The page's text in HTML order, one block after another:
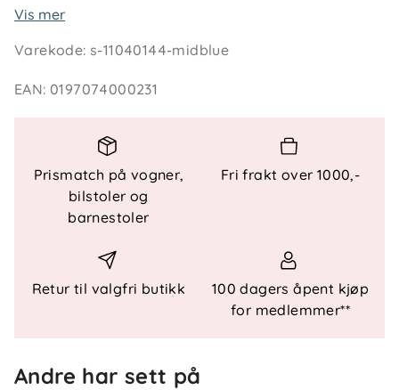
varm og tørr når bilbarnestolen brukes utenfor bilen.
og vind, mens den vannavstøtende overflaten
og er skreddersydd for å passe perfekt til Thule
Maple babybilstol. Perfekt når barnet skal flyttes fra
bil til vogn eller bæres ute i ruskevær.
Funksjonelle detaljer
: Tilpasset Thule Maple babybilstol
Festing: Klipses enkelt fast
: Isolerer mot kulde og vær
Vis mer
Varekode:s-11040144-midblue
EAN:0197074000231
Prismatch på vogner,
bilstoler og
barnestoler
Fri frakt over 1000,-
Retur til valgfri butikk
100 dagers åpent kjøp
for medlemmer**
Andre har sett på